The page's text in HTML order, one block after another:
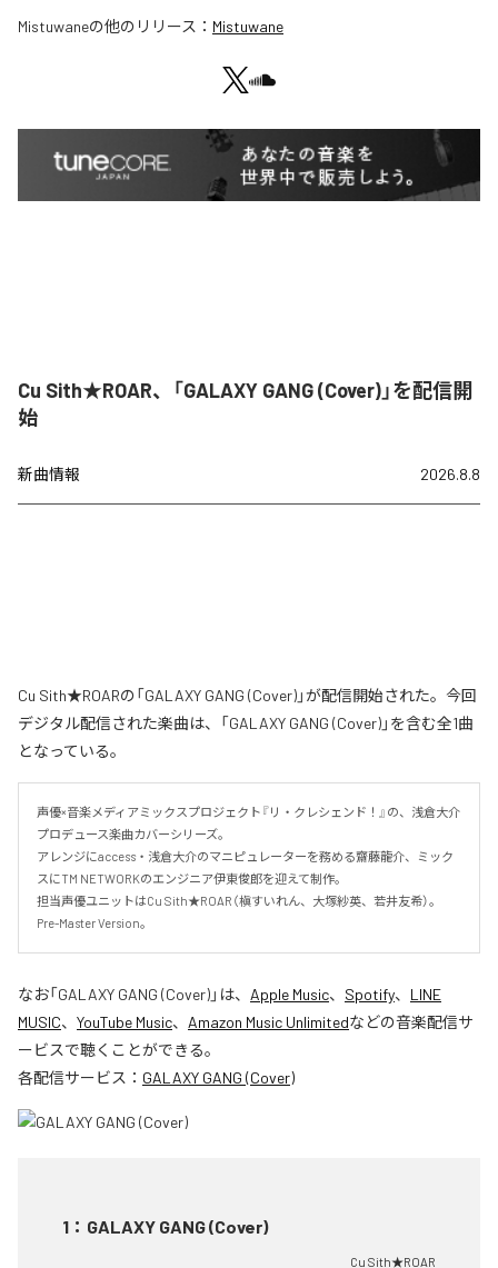
Mistuwaneの他のリリース： Mistuwane
Cu Sith★ROAR、「GALAXY GANG (Cover)」を配信開
始
新曲情報 2026.8.8
Cu Sith★ROARの「GALAXY GANG (Cover)」が配信開始された。今回
デジタル配信された楽曲は、「GALAXY GANG (Cover)」を含む全1曲
となっている。
声優×音楽メディアミックスプロジェクト『リ・クレシェンド！』の、浅倉大介
プロデュース楽曲カバーシリーズ。
アレンジにaccess・浅倉大介のマニピュレーターを務める齋藤龍介、ミック
スにTM NETWORKのエンジニア伊東俊郎を迎えて制作。
担当声優ユニットはCu Sith★ROAR（槇すいれん、大塚紗英、若井友希）。
Pre-Master Version。
なお「GALAXY GANG (Cover)」は、 Apple Music、 Spotify、 LINE
MUSIC、 YouTube Music、 Amazon Music Unlimitedなどの音楽配信サ
ービスで聴くことができる。
各配信サービス： GALAXY GANG (Cover)
1 ： GALAXY GANG (Cover)
Cu Sith★ROAR